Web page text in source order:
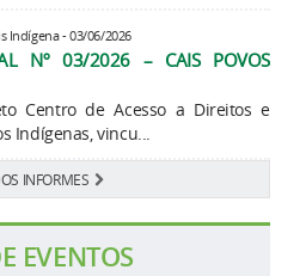
Indígena - 03/06/2026
Nº 03/2026 – CAIS POVOS
Centro de Acesso a Direitos e
Indígenas, vincu...
INFORMES
EVENTOS